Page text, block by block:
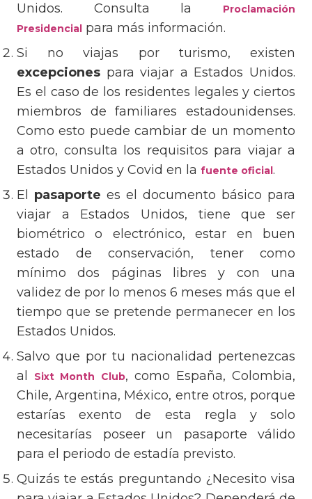
Unidos. Consulta la
Proclamación
Presidencial para más información.
Si no viajas por turismo, existen
excepciones para viajar a Estados Unidos.
Es el caso de los residentes legales y ciertos
miembros de familiares estadounidenses.
Como esto puede cambiar de un momento
a otro, consulta los requisitos para viajar a
Estados Unidos y Covid en la fuente oficial.
El pasaporte es el documento básico para
viajar a Estados Unidos, tiene que ser
biométrico o electrónico, estar en buen
estado de conservación, tener como
mínimo dos páginas libres y con una
validez de por lo menos 6 meses más que el
tiempo que se pretende permanecer en los
Estados Unidos.
Salvo que por tu nacionalidad pertenezcas
al
Sixt Month Club, como España, Colombia,
Chile, Argentina, México, entre otros, porque
estarías exento de esta regla y solo
necesitarías poseer un pasaporte válido
para el periodo de estadía previsto.
Quizás te estás preguntando ¿Necesito visa